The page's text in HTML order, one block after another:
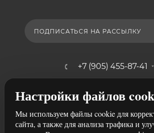
ПОДПИСАТЬСЯ НА РАССЫЛКУ
+7 (905) 455-87-41
г. Ростов-на-Дону, ул.
107/29
Настройки файлов
Мы используем файлы cookie для
сайта, а также для анализа трафика и